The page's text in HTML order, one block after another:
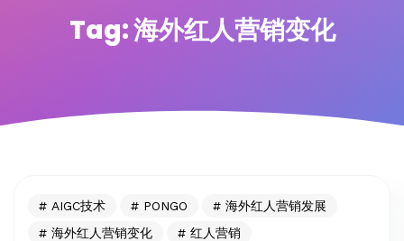
Tag: 海外红人营销变化
AIGC技术 PONGO
海外红人营销发展
海外红人营销变化
红人营销